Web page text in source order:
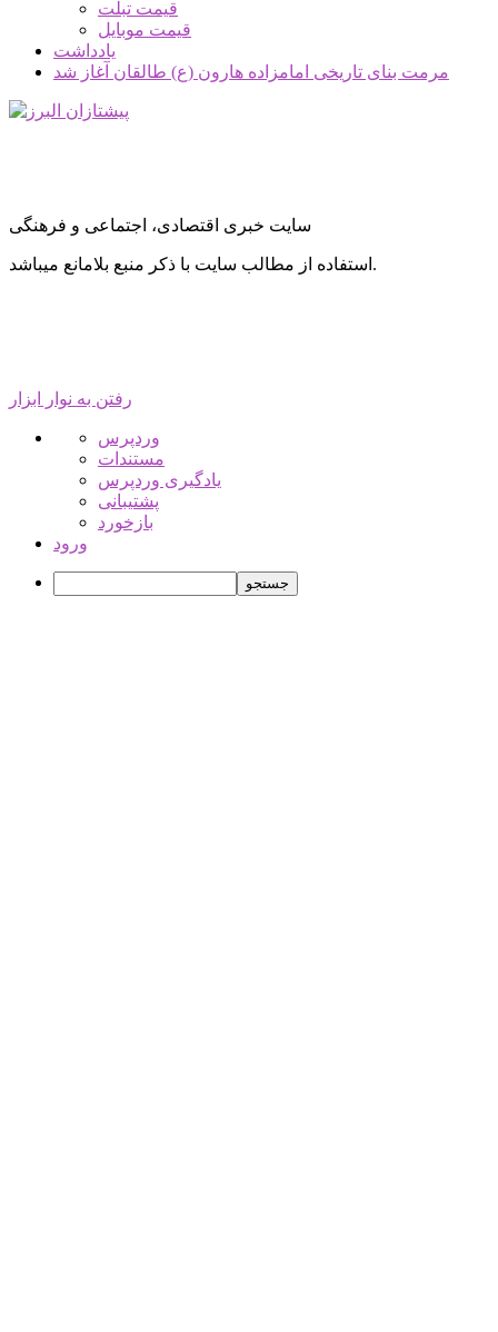
قیمت تبلت
قیمت موبایل
یادداشت
مرمت بنای تاریخی امامزاده هارون (ع) طالقان آغاز شد
سایت خبری اقتصادی، اجتماعی و فرهنگی
استفاده از مطالب سایت با ذکر منبع بلامانع میباشد.
رفتن به نوار ابزار
درباره
وردپرس
وردپرس
مستندات
یادگیری وردپرس
پشتیبانی
بازخورد
ورود
جستجو